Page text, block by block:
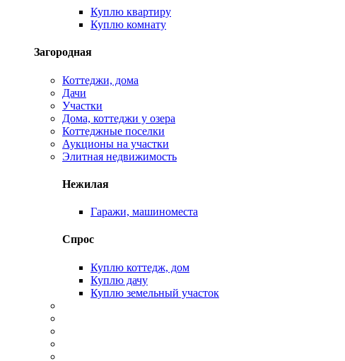
Куплю квартиру
Куплю комнату
Загородная
Коттеджи, дома
Дачи
Участки
Дома, коттеджи у озера
Коттеджные поселки
Аукционы на участки
Элитная недвижимость
Нежилая
Гаражи, машиноместа
Спрос
Куплю коттедж, дом
Куплю дачу
Куплю земельный участок